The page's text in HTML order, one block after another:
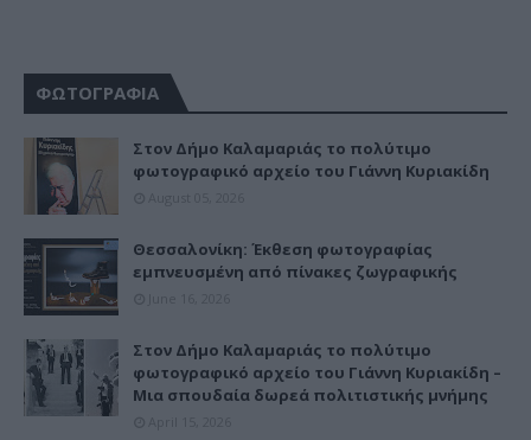
ΦΩΤΟΓΡΑΦΙΑ
Στον Δήμο Καλαμαριάς το πολύτιμο
φωτογραφικό αρχείο του Γιάννη Κυριακίδη
Θεσσαλονίκη: Έκθεση φωτογραφίας
εμπνευσμένη από πίνακες ζωγραφικής
Στον Δήμο Καλαμαριάς το πολύτιμο
φωτογραφικό αρχείο του Γιάννη Κυριακίδη –
Μια σπουδαία δωρεά πολιτιστικής μνήμης